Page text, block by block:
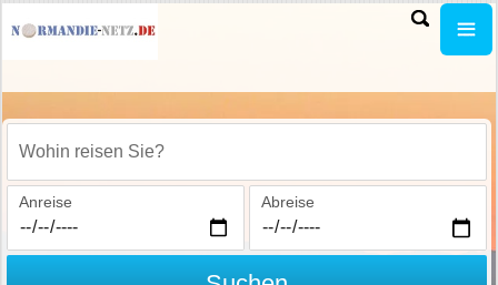
Wohin reisen Sie?
Anreise Abreise